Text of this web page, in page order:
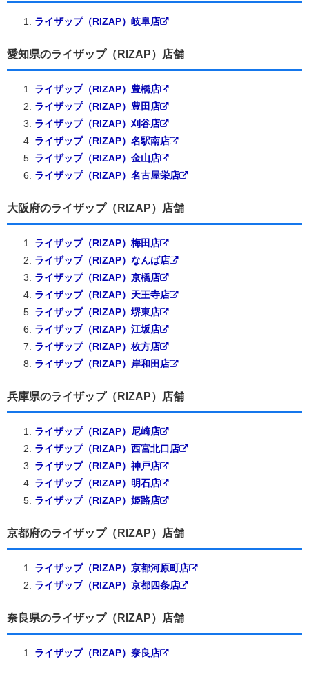
ライザップ（RIZAP）岐阜店
愛知県のライザップ（RIZAP）店舗
ライザップ（RIZAP）豊橋店
ライザップ（RIZAP）豊田店
ライザップ（RIZAP）刈谷店
ライザップ（RIZAP）名駅南店
ライザップ（RIZAP）金山店
ライザップ（RIZAP）名古屋栄店
大阪府のライザップ（RIZAP）店舗
ライザップ（RIZAP）梅田店
ライザップ（RIZAP）なんば店
ライザップ（RIZAP）京橋店
ライザップ（RIZAP）天王寺店
ライザップ（RIZAP）堺東店
ライザップ（RIZAP）江坂店
ライザップ（RIZAP）枚方店
ライザップ（RIZAP）岸和田店
兵庫県のライザップ（RIZAP）店舗
ライザップ（RIZAP）尼崎店
ライザップ（RIZAP）西宮北口店
ライザップ（RIZAP）神戸店
ライザップ（RIZAP）明石店
ライザップ（RIZAP）姫路店
京都府のライザップ（RIZAP）店舗
ライザップ（RIZAP）京都河原町店
ライザップ（RIZAP）京都四条店
奈良県のライザップ（RIZAP）店舗
ライザップ（RIZAP）奈良店